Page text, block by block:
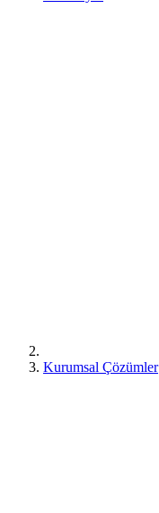
Kurumsal Çözümler